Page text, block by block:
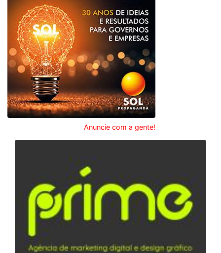
Anuncie com a gente!